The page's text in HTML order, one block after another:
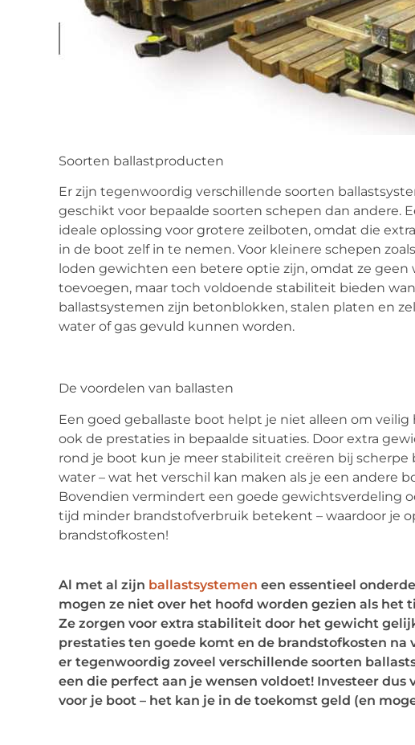
Soorten ballastproducten
Er zijn tegenwoordig verschillende soorten
geschikt voor bepaalde soorten schepen dan andere.
ideale oplossing voor grotere zeilboten, omdat die
in de boot zelf in te nemen. Voor kleinere schepen
loden gewichten een betere optie zijn, omdat ze
toevoegen, maar toch voldoende stabiliteit bieden
ballastsystemen zijn betonblokken, stalen platen en
water of gas gevuld kunnen worden.
De voordelen van ballasten
Een goed geballaste boot helpt je niet alleen om
ook de prestaties in bepaalde situaties. Door extra
rond je boot kun je meer stabiliteit creëren bij
water – wat het verschil kan maken als je een andere
Bovendien vermindert een goede gewichtsverdeling
tijd minder brandstofverbruik betekent – waardoor je
brandstofkosten!
Al met al zijn ballastsystemen een essentieel
mogen ze niet over het hoofd worden gezien als het
Ze zorgen voor extra stabiliteit door het gewicht
prestaties ten goede komt en de brandstofkosten
er tegenwoordig zoveel verschillende soorten
een die perfect aan je wensen voldoet! Investeer
voor je boot – het kan je in de toekomst geld (en